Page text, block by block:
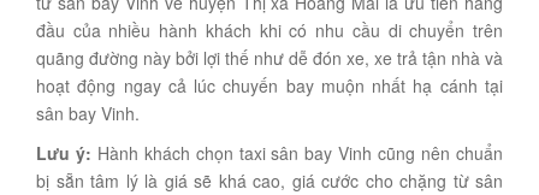
đầu của nhiều hành khách khi có nhu cầu di chuyển trên
quãng đường này bởi lợi thế như dễ đón xe, xe trả tận nhà và
hoạt động ngay cả lúc chuyến bay muộn nhất hạ cánh tại
sân bay Vinh.
Lưu ý: Hành khách chọn taxi sân bay Vinh cũng nên chuẩn
bị sẵn tâm lý là giá sẽ khá cao, giá cước cho chặng từ sân